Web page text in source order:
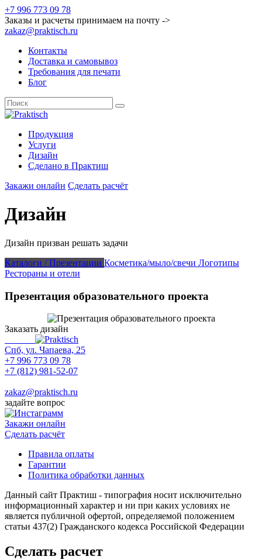
+7 996 773 09 78
Заказы и расчеты принимаем на почту ->
zakaz@praktisch.ru
Контакты
Доставка и самовывоз
Требования для печати
Блог
Продукция
Услуги
Дизайн
Cделано в Практиш
Закажи онлайн Сделать расчёт
Дизайн
Дизайн призван решать задачи
Каталоги / Презентации Косметика/мыло/свечи Логотипы
Рестораны и отели
Презентация образовательного проекта
Заказать дизайн
Спб, ул. Чапаева, 25
+7 996 773 09 78
+7 (812) 981-52-07
zakaz@praktisch.ru
задайте вопрос
Закажи онлайн
Cделать расчёт
Правила оплаты
Гарантии
Политика обработки данных
Данный сайт Практиш - типография носит исключительно
информационный характер и ни при каких условиях не
является публичной офертой, определяемой положением
статьи 437(2) Гражданского кодекса Российской Федерации
Сделать расчет